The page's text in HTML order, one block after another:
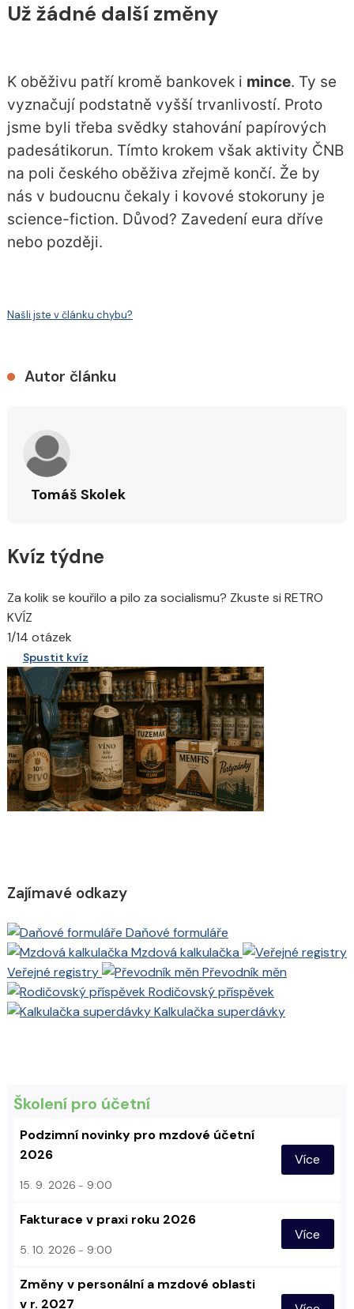
Už žádné další změny
K oběživu patří kromě bankovek i mince. Ty se
vyznačují podstatně vyšší trvanlivostí. Proto
jsme byli třeba svědky stahování papírových
padesátikorun. Tímto krokem však aktivity ČNB
na poli českého oběživa zřejmě končí. Že by
nás v budoucnu čekaly i kovové stokoruny je
science-fiction. Důvod? Zavedení eura dříve
nebo později.
Našli jste v článku chybu?
Autor článku
Tomáš Skolek
Kvíz týdne
Za kolik se kouřilo a pilo za socialismu? Zkuste si RETRO
KVÍZ
1/14 otázek
Spustit kvíz
Zajímavé odkazy
Daňové formuláře
Mzdová kalkulačka
Veřejné registry
Převodník měn
Rodičovský příspěvek
Kalkulačka superdávky
Školení pro účetní
Podzimní novinky pro mzdové účetní
2026
15. 9. 2026 9:00
Více
Fakturace v praxi roku 2026
5. 10. 2026 9:00
Více
Změny v personální a mzdové oblasti
v r. 2027